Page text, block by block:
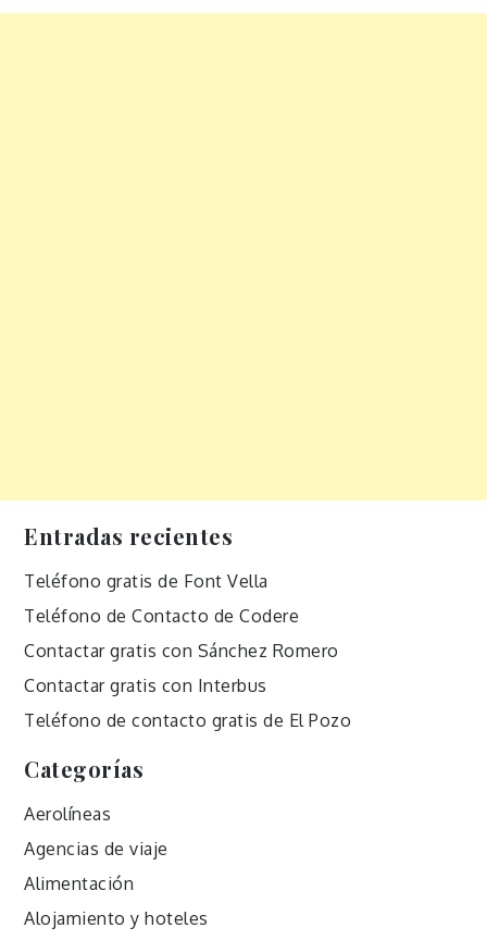
Entradas recientes
Teléfono gratis de Font Vella
Teléfono de Contacto de Codere
Contactar gratis con Sánchez Romero
Contactar gratis con Interbus
Teléfono de contacto gratis de El Pozo
Categorías
Aerolíneas
Agencias de viaje
Alimentación
Alojamiento y hoteles